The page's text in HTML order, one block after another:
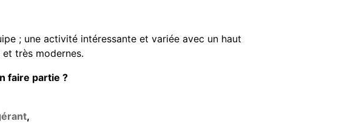
; une activité intéressante et variée avec un haut
très modernes.
faire partie ?
,